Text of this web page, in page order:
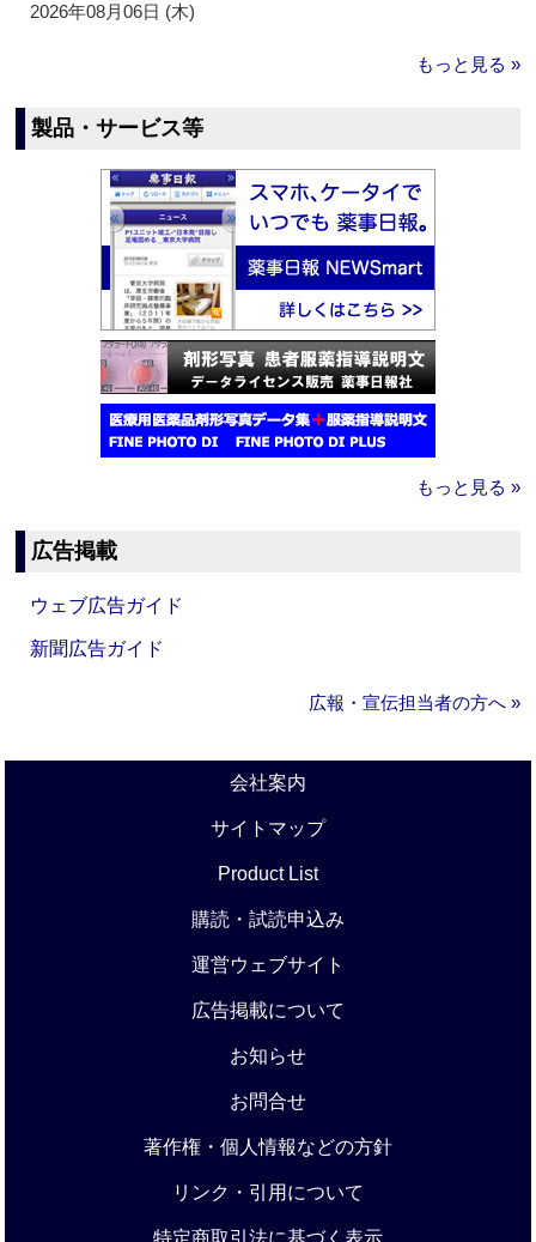
2026年08月06日 (木)
もっと見る »
製品・サービス等
もっと見る »
広告掲載
ウェブ広告ガイド
新聞広告ガイド
広報・宣伝担当者の方へ »
会社案内
サイトマップ
Product List
購読・試読申込み
運営ウェブサイト
広告掲載について
お知らせ
お問合せ
著作権・個人情報などの方針
リンク・引用について